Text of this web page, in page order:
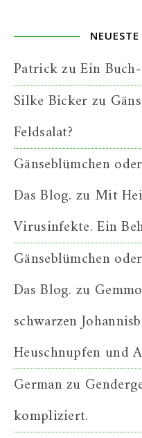
PatrickzuEin
Silke Bickerzu
Feldsalat?
Gänseblümchen
Das Blog. zu Mit
Virusinfekte. Ein
Gänseblümchen
Das Blog. zu
schwarzen
Heuschnupfen und
Germanzu
kompliziert.